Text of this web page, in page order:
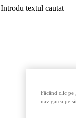
Introdu textul cautat
Făcând clic
navigarea pe